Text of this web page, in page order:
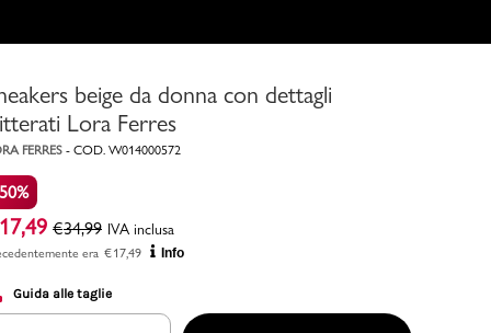
Acquista ora
VALIGIE CIAK
Scopri di più
Consigli
beige da donna con dettagli
Lora Ferres
FERRES - COD. W014000572
17,49 €34,99 IVA inclusa
era €17,49 Info
Guida alle taglie